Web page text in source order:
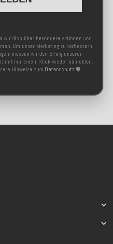
wir dich über besondere Aktionen und
Um unser Marketing zu verbessern
messen wir den Erfolg unserer
mit nur einem Klick wieder abmelden.
Hinweise zum Datenschutz 🛡️